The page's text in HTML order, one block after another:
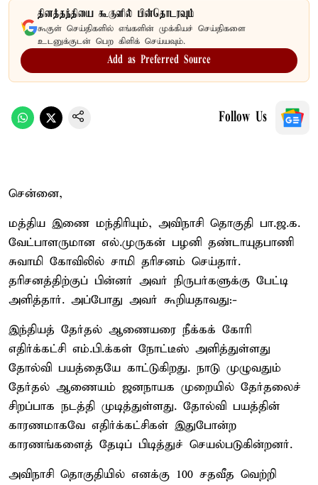
தினத்தந்தியை கூகுளில் பின்தொடரவும்
கூகுள் செய்திகளில் எங்களின் முக்கியச் செய்திகளை
உடனுக்குடன் பெற கிளிக் செய்யவும்.
Add as Preferred Source
Follow Us
சென்னை,
மத்திய இணை மந்திரியும், அவிநாசி தொகுதி பா.ஜ.க.
வேட்பாளருமான எல்.முருகன் பழனி தண்டாயுதபாணி
சுவாமி கோவிலில் சாமி தரிசனம் செய்தார்.
தரிசனத்திற்குப் பின்னர் அவர் நிருபர்களுக்கு பேட்டி
அளித்தார். அப்போது அவர் கூறியதாவது:-
இந்தியத் தேர்தல் ஆணையரை நீக்கக் கோரி
எதிர்க்கட்சி எம்.பி.க்கள் நோட்டீஸ் அளித்துள்ளது
தோல்வி பயத்தையே காட்டுகிறது. நாடு முழுவதும்
தேர்தல் ஆணையம் ஜனநாயக முறையில் தேர்தலைச்
சிறப்பாக நடத்தி முடித்துள்ளது. தோல்வி பயத்தின்
காரணமாகவே எதிர்க்கட்சிகள் இதுபோன்ற
காரணங்களைத் தேடிப் பிடித்துச் செயல்படுகின்றனர்.
அவிநாசி தொகுதியில் எனக்கு 100 சதவீத வெற்றி